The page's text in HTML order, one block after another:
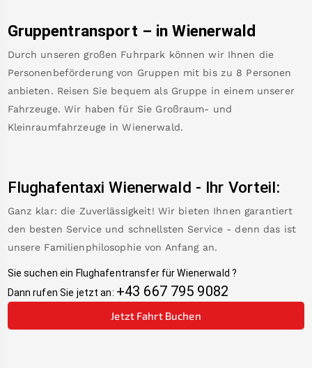
Gruppentransport – in Wienerwald
Durch unseren großen Fuhrpark können wir Ihnen die
Personenbeförderung von Gruppen mit bis zu 8 Personen
anbieten. Reisen Sie bequem als Gruppe in einem unserer
Fahrzeuge. Wir haben für Sie Großraum- und
Kleinraumfahrzeuge in Wienerwald.
Flughafentaxi Wienerwald - Ihr Vorteil:
Ganz klar: die Zuverlässigkeit! Wir bieten Ihnen garantiert
den besten Service und schnellsten Service - denn das ist
unsere Familienphilosophie von Anfang an.
Sie suchen ein Flughafentransfer für Wienerwald ?
Dann rufen Sie jetzt an: +43 667 795 9082
Jetzt Fahrt Buchen